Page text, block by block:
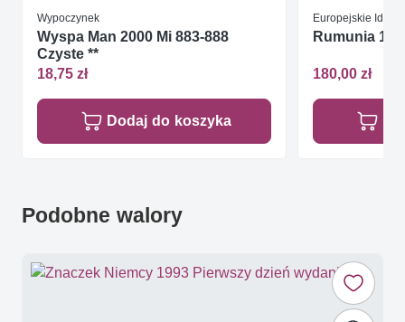
Wypoczynek
Wyspa Man 2000 Mi 883-888
Czyste **
18,75 zł
Dodaj do koszyka
Europejskie Idee
Rumunia
180,00 zł
Podobne walory